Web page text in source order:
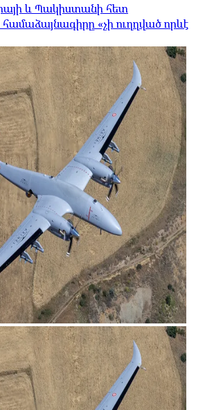
և Պակիստանի հետ
«չի ուղղված որևէ